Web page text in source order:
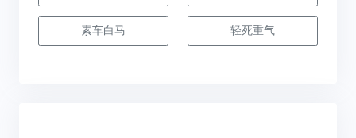
素车白马 轻死重气